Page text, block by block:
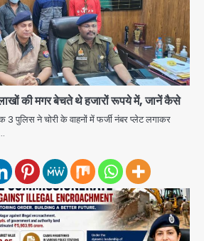
की मगर बेचते थे हजारों रूपये में, जानें कैसे
पुलिस ने चोरी के वाहनों में फर्जी नंबर प्लेट लगाकर
दिवस पर फूलप्रूफ सुरक्षा को लेकर
पुलिस मुख्यालय में मंथन
JHJ
Petrol bomb attack on Shakib
Hasan’s house: शेख हसीना की
प्रेस कॉन्फ्रेंस में जुड़ने पर भड़का
शाकिब अल हसन के मगुरा स्थित घर पर
बम से हमला
Kumar